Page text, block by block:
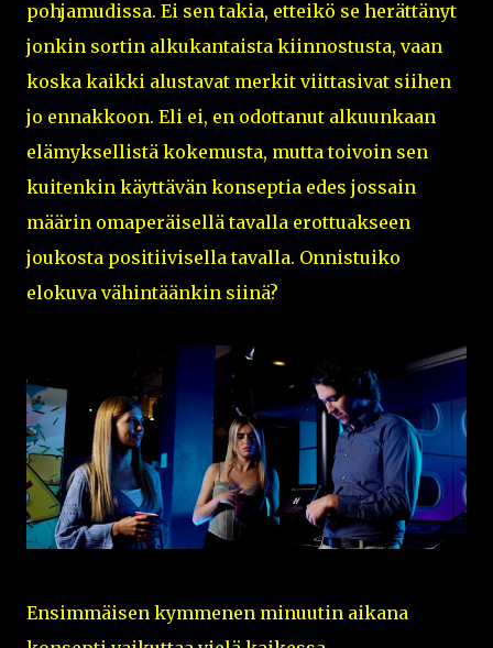
pohjamudissa. Ei sen takia, etteikö se herättänyt
jonkin sortin alkukantaista kiinnostusta, vaan
koska kaikki alustavat merkit viittasivat siihen
jo ennakkoon. Eli ei, en odottanut alkuunkaan
elämyksellistä kokemusta, mutta toivoin sen
kuitenkin käyttävän konseptia edes jossain
määrin omaperäisellä tavalla erottuakseen
joukosta positiivisella tavalla. Onnistuiko
elokuva vähintäänkin siinä?
Ensimmäisen kymmenen minuutin aikana